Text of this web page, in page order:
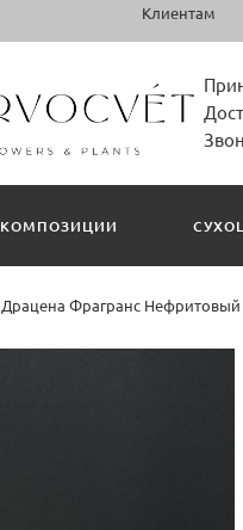
Клиентам
КОМПОЗИЦИИ
Драцена Фрагранс Нефритовый